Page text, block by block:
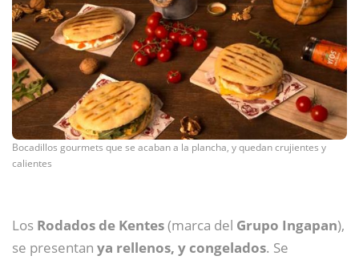
Bocadillos gourmets que se acaban a la plancha, y quedan crujientes y
calientes
Los Rodados de Kentes(marca del Grupo Ingapan),
se presentan ya rellenos, y congelados. Se